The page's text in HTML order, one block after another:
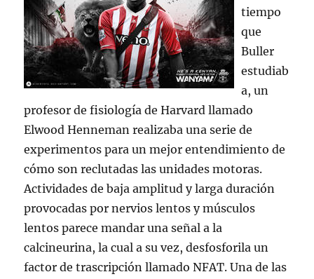
tiempo
que
Buller
estudiab
a, un
profesor de fisiología de Harvard llamado
Elwood Henneman realizaba una serie de
experimentos para un mejor entendimiento de
cómo son reclutadas las unidades motoras.
Actividades de baja amplitud y larga duración
provocadas por nervios lentos y músculos
lentos parece mandar una señal a la
calcineurina, la cual a su vez, desfosforila un
factor de trascripción llamado NFAT. Una de las